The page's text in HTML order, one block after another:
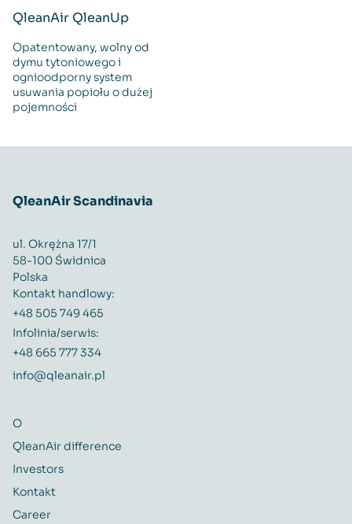
QleanAir QleanUp
Opatentowany, wolny od
dymu tytoniowego i
ognioodporny system
usuwania popiołu o dużej
pojemności
QleanAir Scandinavia
ul. Okrężna 17/1
58-100 Świdnica
Polska
Kontakt handlowy:
+48 505 749 465
Infolinia/serwis:
+48 665 777 334
info@qleanair.pl
O
QleanAir difference
Investors
Kontakt
Career